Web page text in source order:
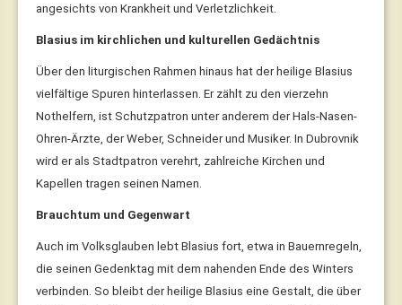
angesichts von Krankheit und Verletzlichkeit.
Blasius im kirchlichen und kulturellen Gedächtnis
Über den liturgischen Rahmen hinaus hat der heilige Blasius
vielfältige Spuren hinterlassen. Er zählt zu den vierzehn
Nothelfern, ist Schutzpatron unter anderem der Hals-Nasen-
Ohren-Ärzte, der Weber, Schneider und Musiker. In Dubrovnik
wird er als Stadtpatron verehrt, zahlreiche Kirchen und
Kapellen tragen seinen Namen.
Brauchtum und Gegenwart
Auch im Volksglauben lebt Blasius fort, etwa in Bauernregeln,
die seinen Gedenktag mit dem nahenden Ende des Winters
verbinden. So bleibt der heilige Blasius eine Gestalt, die über